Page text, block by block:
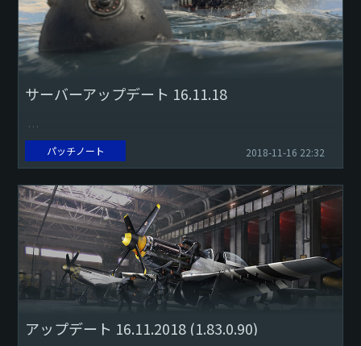
サーバーアップデート 16.11.18
機雷の自爆までの時間を2分から4分に拡大しました。
このチェンジログでは、今回のアップデートで行われたゲー
ム内の主な変更を記載しています。 一部のア...
パッチノート 2018-11-16 22:32
アップデート 16.11.2018 (1.83.0.90)